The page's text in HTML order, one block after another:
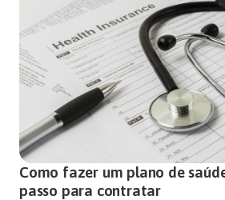
Como fazer um plano de
passo para contratar